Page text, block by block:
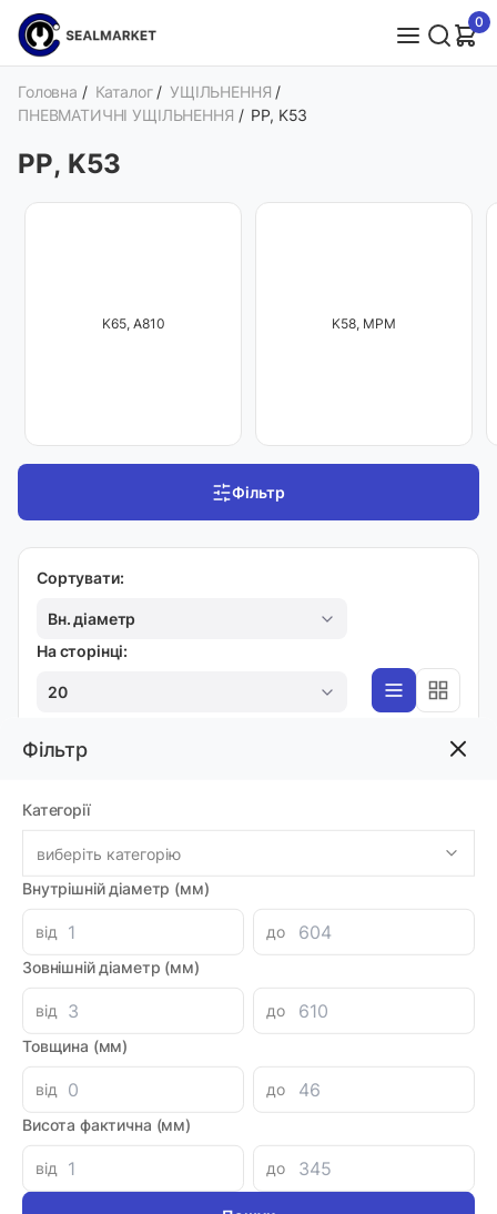
0
Фільтр
Категорії
виберіть категорію
Внутрішній діаметр (мм)
від
до
Зовнішній діаметр (мм)
від
до
Товщина (мм)
від
до
Висота фактична (мм)
від до
Головна / Каталог /УЩІЛЬНЕННЯ /
ПНЕВМАТИЧНІ УЩІЛЬНЕННЯ / PP, K53
PP, K53
K65, A810 K58, MPM
Фільтр
Сортувати:
Вн. діаметр
На сторінці:
20
Артикул: A855-010 PU
Ущільнення 12х18х4,1/5 A855 PU
Артикул: A855-012 PU
Доставка 1-2 дні
79.07 грн